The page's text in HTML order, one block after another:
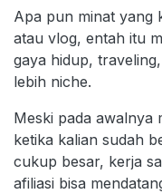
Apa pun minat yang
atau vlog, entah itu
gaya hidup,
lebih niche.
Meski pada awalnya
ketika kalian sudah
cukup besar, kerja
afiliasi bisa